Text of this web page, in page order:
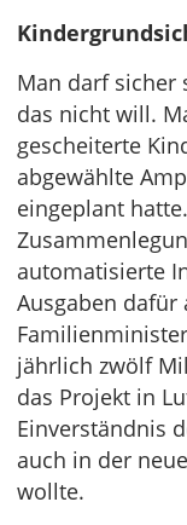
Man darf sicher
das nicht will.
gescheiterte
abgewählte
eingeplant
automatisierte
Ausgaben dafür
jährlich zwölf
das Projekt in
Einverständnis
auch in der
wollte.